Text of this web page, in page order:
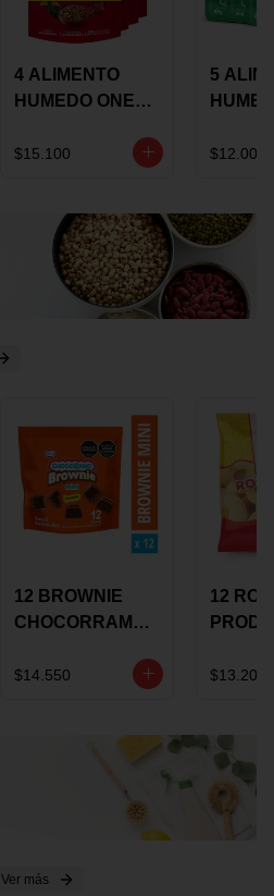
4 ALIMENTO
HUMEDO ONE
85 GRS
$15.100
5
$12.000
12 BROWNIE
CHOCORRAMO
X 20 GRS
$14.550
12
X 15
$13.200
Ver más